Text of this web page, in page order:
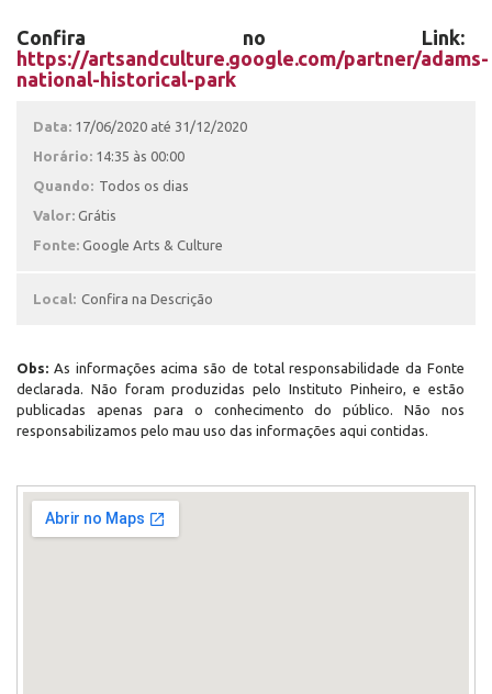
Confira no Link:
https://artsandculture.google.com/partner/adams-
national-historical-park
Data: 17/06/2020 até 31/12/2020
Horário: 14:35 às 00:00
Quando: Todos os dias
Valor: Grátis
Fonte: Google Arts & Culture
Local: Confira na Descrição
Obs: As informações acima são de total responsabilidade da Fonte
declarada. Não foram produzidas pelo Instituto Pinheiro, e estão
publicadas apenas para o conhecimento do público. Não nos
responsabilizamos pelo mau uso das informações aqui contidas.